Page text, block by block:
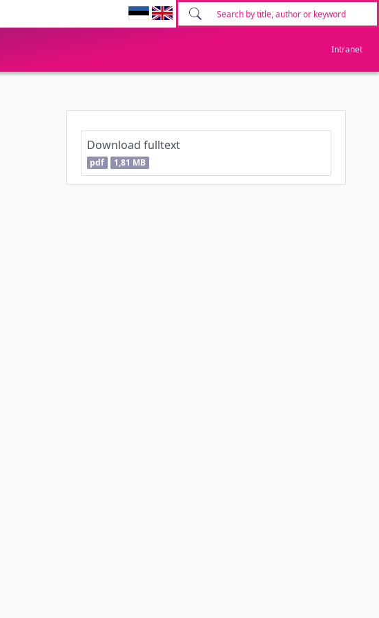
Intranet
Download fulltext
pdf 1,81 MB